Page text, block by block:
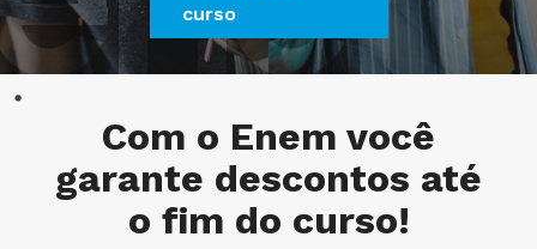
curso
Com o Enem você
garante descontos até
o fim do curso!